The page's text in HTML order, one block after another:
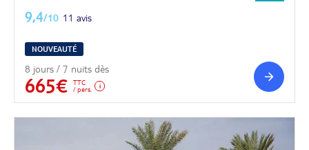
9,4/10 11 avis
NOUVEAUTÉ
8 jours / 7 nuits dès
665€
TTC
/ pers.